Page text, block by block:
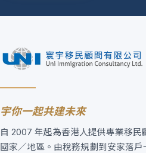
宇你一起共建未來
自 2007 年起為香港人提供專業移民
國家／地區。由稅務規劃到安家落戶